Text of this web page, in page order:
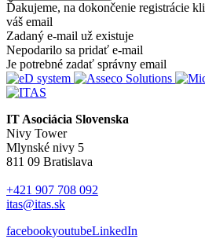
Ďakujeme, na dokončenie registrácie
váš email
Zadaný e-mail už existuje
Nepodarilo sa pridať e-mail
Je potrebné zadať správny email
IT Asociácia Slovenska
Nivy Tower
Mlynské nivy 5
811 09 Bratislava
+421 907 708 092
itas@itas.sk
facebookyoutubeLinkedIn